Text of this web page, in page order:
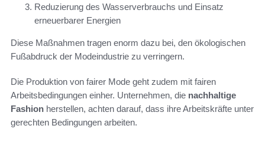
Reduzierung des Wasserverbrauchs und Einsatz
erneuerbarer Energien
Diese Maßnahmen tragen enorm dazu bei, den ökologischen
Fußabdruck der Modeindustrie zu verringern.
Die Produktion von fairer Mode geht zudem mit fairen
Arbeitsbedingungen einher. Unternehmen, die nachhaltige
Fashion herstellen, achten darauf, dass ihre Arbeitskräfte unter
gerechten Bedingungen arbeiten.